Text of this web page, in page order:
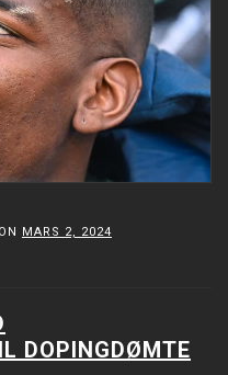
ON MARS 2, 2024
DOPINGDØMTE